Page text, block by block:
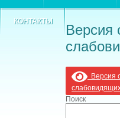
КОНТАКТЫ
Версия
Версия
Поиск